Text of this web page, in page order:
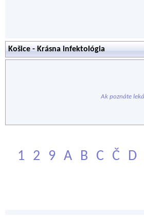
Košice - Krásna infektológia
Ak poznáte
1 2 9 A B C Č D